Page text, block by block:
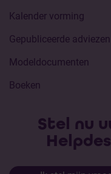
Kalender vorming
Gepubliceerde adviezen
Modeldocumenten
Boeken
Stel nu